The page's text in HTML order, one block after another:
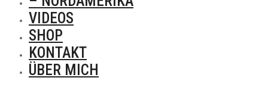
VIDEOS
SHOP
KONTAKT
ÜBER MICH